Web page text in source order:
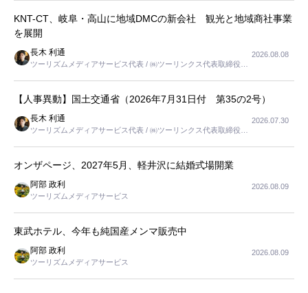
KNT-CT、岐阜・高山に地域DMCの新会社 観光と地域商社事業
を展開
長木 利通
ツーリズムメディアサービス代表 / ㈱ツーリンクス代表取締役社
2026.08.08
【人事異動】国土交通省（2026年7月31日付 第35の2号）
長木 利通
ツーリズムメディアサービス代表 / ㈱ツーリンクス代表取締役社
2026.07.30
オンザページ、2027年5月、軽井沢に結婚式場開業
阿部 政利
ツーリズムメディアサービス
2026.08.09
東武ホテル、今年も純国産メンマ販売中
阿部 政利
ツーリズムメディアサービス
2026.08.09